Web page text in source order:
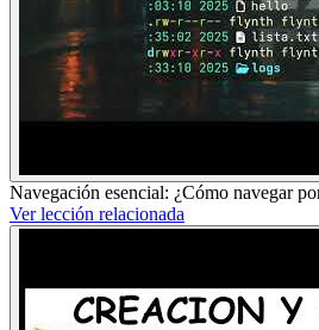
Navegación esencial: ¿Cómo navegar
Ver lección relacionada